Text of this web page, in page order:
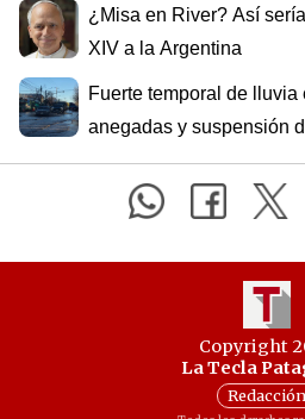
¿Misa en River? Así
XIV a la Argentina
Fuerte temporal de
anegadas y suspensión
Copyright
La Tecla
Redacción